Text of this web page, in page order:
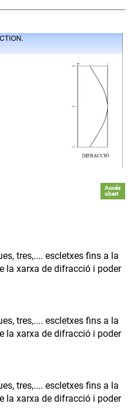
Accés
obert
tres,.... escletxes fins a la
la xarxa de difracció i poder
tres,.... escletxes fins a la
la xarxa de difracció i poder
tres,.... escletxes fins a la
la xarxa de difracció i poder